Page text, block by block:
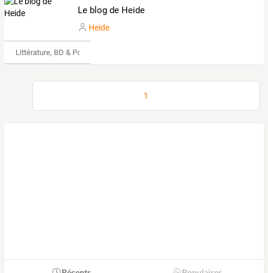
Le blog de Heide
Heide
Littérature, BD & Poésie
1